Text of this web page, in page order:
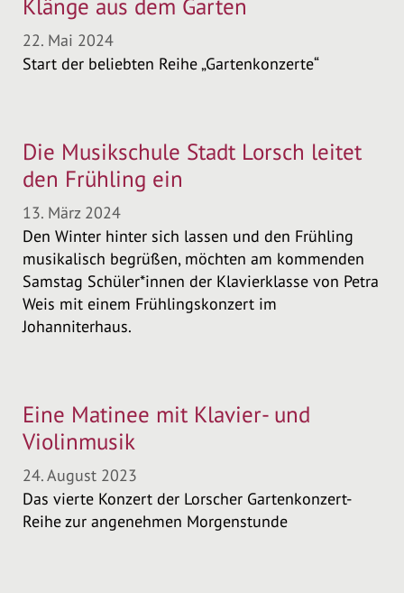
Klänge aus dem Garten
22. Mai 2024
Start der beliebten Reihe „Gartenkonzerte“
Die Musikschule Stadt Lorsch leitet
den Frühling ein
13. März 2024
Den Winter hinter sich lassen und den Frühling
musikalisch begrüßen, möchten am kommenden
Samstag Schüler*innen der Klavierklasse von Petra
Weis mit einem Frühlingskonzert im
Johanniterhaus.
Eine Matinee mit Klavier- und
Violinmusik
24. August 2023
Das vierte Konzert der Lorscher Gartenkonzert-
Reihe zur angenehmen Morgenstunde